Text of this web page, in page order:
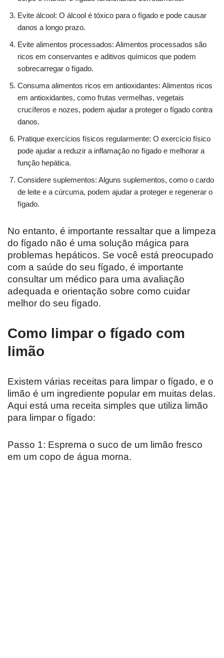
Evite álcool: O álcool é tóxico para o fígado e pode causar
danos a longo prazo.
Evite alimentos processados: Alimentos processados são
ricos em conservantes e aditivos químicos que podem
sobrecarregar o fígado.
Consuma alimentos ricos em antioxidantes: Alimentos ricos
em antioxidantes, como frutas vermelhas, vegetais
crucíferos e nozes, podem ajudar a proteger o fígado contra
danos.
Pratique exercícios físicos regularmente: O exercício físico
pode ajudar a reduzir a inflamação no fígado e melhorar a
função hepática.
Considere suplementos: Alguns suplementos, como o cardo
de leite e a cúrcuma, podem ajudar a proteger e regenerar o
fígado.
No entanto, é importante ressaltar que a limpeza
do fígado não é uma solução mágica para
problemas hepáticos. Se você está preocupado
com a saúde do seu fígado, é importante
consultar um médico para uma avaliação
adequada e orientação sobre como cuidar
melhor do seu fígado.
Como limpar o fígado com
limão
Existem várias receitas para limpar o fígado, e o
limão é um ingrediente popular em muitas delas.
Aqui está uma receita simples que utiliza limão
para limpar o fígado:
Passo 1: Esprema o suco de um limão fresco
em um copo de água morna.